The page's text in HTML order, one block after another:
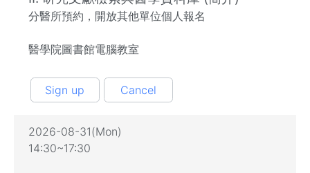
分醫所預約，開放其他單位個人報名
醫學院圖書館電腦教室
Sign up Cancel
2026-08-31(Mon)
14:30~17:30